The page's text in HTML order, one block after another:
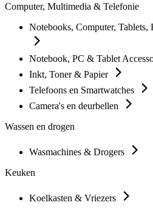
Computer, Multimedia & Telefonie
Notebooks, Computer, Tablets,
Notebook, PC & Tablet
Inkt, Toner & Papier
Telefoons en Smartwatches
Camera's en deurbellen
Wassen en drogen
Wasmachines & Drogers
Keuken
Koelkasten & Vriezers